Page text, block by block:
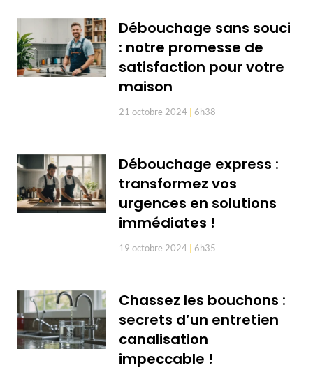
Débouchage sans souci
: notre promesse de
satisfaction pour votre
maison
21 octobre 2024 6h38
Débouchage express :
transformez vos
urgences en solutions
immédiates !
19 octobre 2024 6h35
Chassez les bouchons :
secrets d’un entretien
canalisation
impeccable !